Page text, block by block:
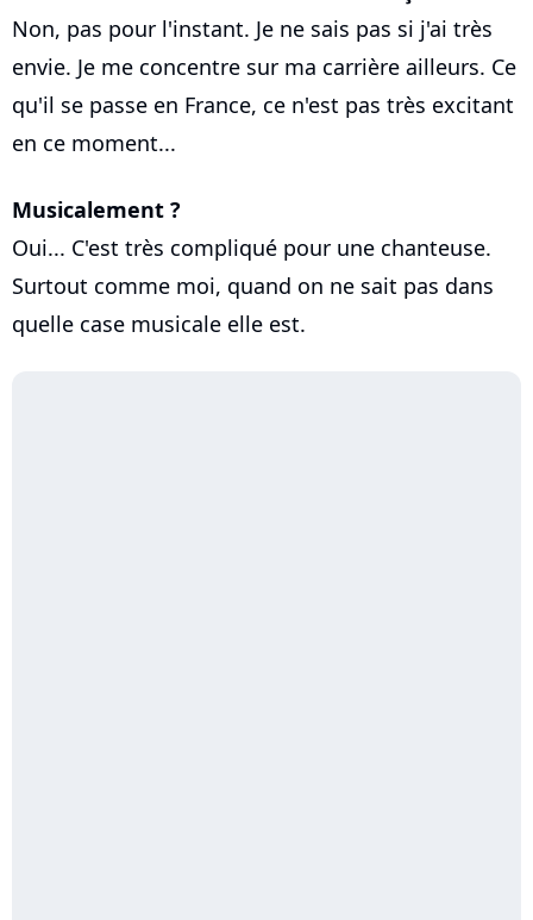
Non, pas pour l'instant. Je ne sais pas si j'ai très
envie. Je me concentre sur ma carrière ailleurs. Ce
qu'il se passe en France, ce n'est pas très excitant
en ce moment...
Musicalement ?
Oui... C'est très compliqué pour une chanteuse.
Surtout comme moi, quand on ne sait pas dans
quelle case musicale elle est.